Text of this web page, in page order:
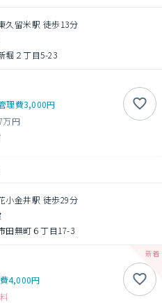
久留米駅 徒歩13分
堀２丁目5-23
理費3,000円
万円
小金井駅 徒歩29分
田無町６丁目17-3
4,000円